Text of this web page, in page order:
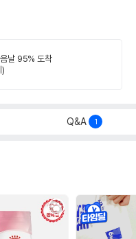
날 95% 도착
)
Q&A 1